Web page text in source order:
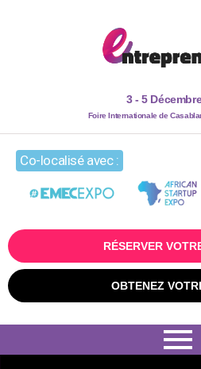
3 - 5
Foire Internationale de
Co-localisé avec :
RÉSERVER
OBTENEZ